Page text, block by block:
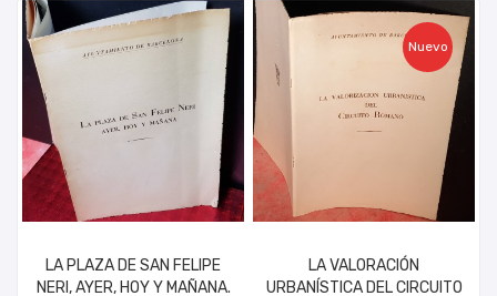
LA PLAZA DE SAN FELIPE
NERI, AYER, HOY Y MAÑANA.
Nuevo
LA VALORACIÓN
URBANÍSTICA DEL CIRCUITO